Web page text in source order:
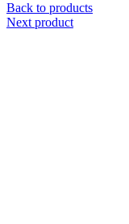
Back to products
Next product